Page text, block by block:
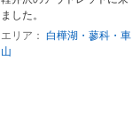
ました。
エリア： 白樺湖・蓼科・車
山